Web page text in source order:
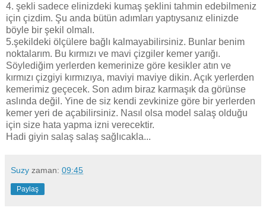
4. şekli sadece elinizdeki kumaş şeklini tahmin edebilmeniz
için çizdim. Şu anda bütün adımları yaptıysanız elinizde
böyle bir şekil olmalı.
5.şekildeki ölçülere bağlı kalmayabilirsiniz. Bunlar benim
noktalarım. Bu kırmızı ve mavi çizgiler kemer yarığı.
Söylediğim yerlerden kemerinize göre kesikler atın ve
kırmızı çizgiyi kırmızıya, maviyi maviye dikin. Açık yerlerden
kemerimiz geçecek. Son adım biraz karmaşık da görünse
aslında değil. Yine de siz kendi zevkinize göre bir yerlerden
kemer yeri de açabilirsiniz. Nasıl olsa model salaş olduğu
için size hata yapma izni verecektir.
Hadi giyin salaş salaş sağlıcakla...
Suzy zaman: 09:45
Paylaş